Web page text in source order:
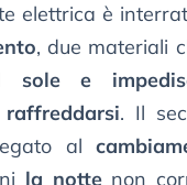
elettrica è
, due materiali
sole e
. Il
al
la nottenon